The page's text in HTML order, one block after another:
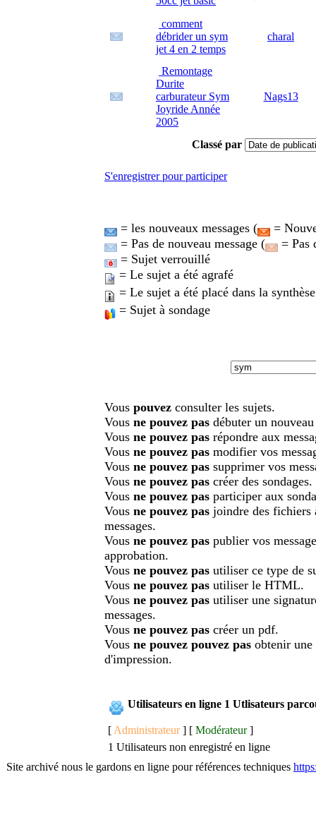
comment
débrider un sym
jet 4 en 2 temps
charal
Remontage
Durite
carburateur Sym
Joyride Année
2005
Nags13
Classé par
S'enregistrer pour participer
= les nouveaux messages (
=
= Pas de nouveau message (
= Pas
= Sujet verrouillé
= Le sujet a été agrafé
= Le sujet a été placé dans la
= Sujet à sondage
Vous pouvez consulter les sujets.
Vous ne pouvez pas débuter un
Vous ne pouvez pas répondre aux
Vous ne pouvez pas modifier vos
Vous ne pouvez pas supprimer vos
Vous ne pouvez pas créer des sondages.
Vous ne pouvez pas participer aux
Vous ne pouvez pas joindre des fichiers
messages.
Vous ne pouvez pas publier vos
approbation.
Vous ne pouvez pas utiliser ce type de
Vous ne pouvez pas utiliser le HTML.
Vous ne pouvez pas utiliser une
messages.
Vous ne pouvez pas créer un pdf.
Vous ne pouvez pouvez pas obtenir une
d'impression.
Utilisateurs en ligne 1 Utlisateurs
[ Administrateur] [ Modérateur]
1 Utilisateurs non enregistré en ligne
Site archivé nous le gardons en ligne pour références techniques